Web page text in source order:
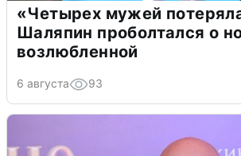
«Четырех мужей
Шаляпин проболтался о
возлюбленной
6 августа 93